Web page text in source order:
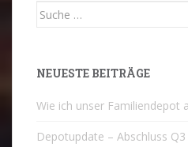
Suche
NEUESTE BEITRÄGE
Wie ich unser Familiendepot
Depotupdate – Abschluss Q3